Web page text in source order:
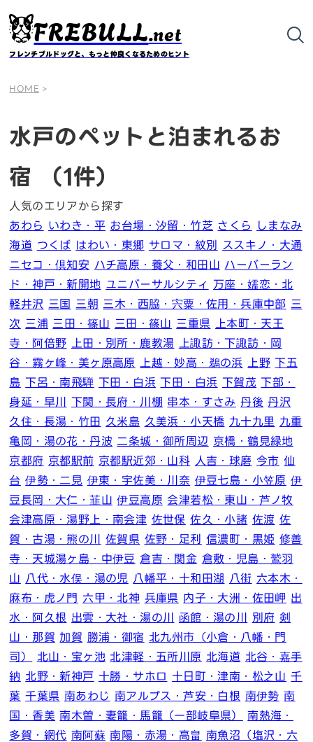
FREBULL.net
フレンチブルドッグと、もっと仲良くなるためのヒント
HOME >
水戸のペットと泊まれるお
宿
（1件）
人気のエリアから探す
あわら いわき・平 お台場・汐留・竹芝 さくら
しまなみ
海道 つくば はわい・東郷 サロマ・紋別
ススキノ・大通
ニセコ・倶知安 ハチ高原・養父・和田山 ハーバーラン
ド・神戸・新開地 ユニバーサルシティ
万座・嬬恋・北
軽井沢 三国 三朝 三木・西脇・宍粟・佐用・兵庫中部 三
次 三浦 三田・篠山 三田・篠山 三重県
上本町・天王
寺・阿倍野
上田・別所・鹿教湯
上諏訪・下諏訪・岡
谷・霧ヶ峰・美ヶ原高原
上越・妙高・鵜の浜 上野 下五
島 下呂・南飛騨 下田・白浜 下田・白浜 下賀茂 下部・
身延・早川
下関・長府・川棚 串本・すさみ 丹後 丹沢
久住・長湯・竹田 久米島 久美浜・小天橋 九十九里 九重
亀岡・湯の花・丹波 二条城・御所周辺 京橋・鶴見緑地
京都府 京都駅前 京都駅近郊・山科 人吉・球磨 今市 仙
台 伊勢・二見 伊東・宇佐美・川奈 伊豆七島・小笠原 伊
豆長岡・大仁・韮山 伊豆高原 会津若松・東山・芦ノ牧
会津高原・湯野上・南会津 佐世保 佐久・小諸 佐渡 佐
賀・古湯・熊の川
佐賀県 佐野・足利 信濃町・黒姫 修善
寺・天城湯ヶ島・中伊豆 倉吉・関金 倉敷・児島・鷲羽
山 八代・水俣・湯の児 八幡平・十和田湖 八街 六本木・
麻布・虎ノ門 六甲・北神 兵庫県 内子・大洲・佐田岬 出
水・阿久根 出雲・大社・湯の川 函館・湯の川 別府 剣
山・那賀 加賀 勝浦・御宿 北九州市（小倉・八幡・門
司）
北山・宝ヶ池 北津軽・五所川原 北海道 北谷・嘉手
納 北野・新神戸 十勝・サホロ 十日町・津南・松之山 千
葉 千葉県 南あわじ 南アルプス・芦安・白根 南伊勢 南
国・香美 南木曽・妻籠・馬籠（一部岐阜県）
南熱海・
多賀・網代 南阿蘇 南陽・赤湯・高畠 南魚沼（塩沢・六